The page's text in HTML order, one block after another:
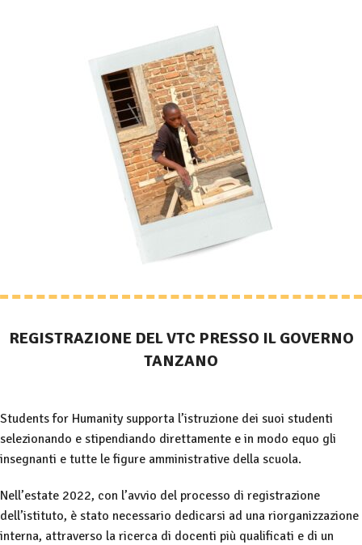
REGISTRAZIONE DEL VTC PRESSO IL GOVERNO
TANZANO
Students for Humanity supporta l’istruzione dei suoi studenti
selezionando e stipendiando direttamente e in modo equo gli
insegnanti e tutte le figure amministrative della scuola.
Nell’estate 2022, con l’avvio del processo di registrazione
dell’istituto, è stato necessario dedicarsi ad una riorganizzazione
interna, attraverso la ricerca di docenti più qualificati e di un